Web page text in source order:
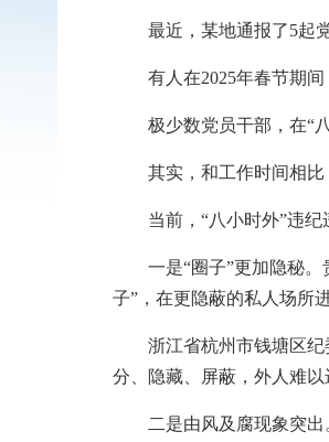
最近，某地通报了5起党
有人在2025年春节期间
极少数党员干部，在“八
其实，和工作时间相比，
当前，“八小时外”违纪
一是“圈子”更加隐秘。贵
子”，在更隐蔽的私人场所
浙江省杭州市钱塘区纪委
分、隐藏、屏蔽，外人难以
二是由风及腐现象突出。